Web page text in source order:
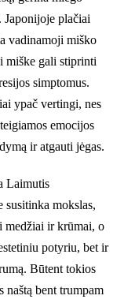
Japonijoje plačiai
vadinamoji miško
miške gali stiprinti
simptomus.
ypač vertingi, nes
emocijos
ir atgauti jėgas.
Laimutis
mokslas,
medžiai ir krūmai, o
potyriu, bet ir
Būtent tokios
naštą bent trumpam